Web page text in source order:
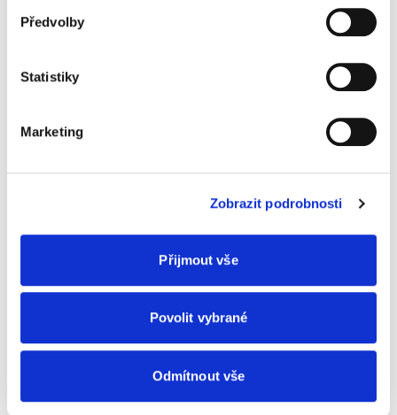
Předvolby
Statistiky
Marketing
Zobrazit podrobnosti
Přijmout vše
Povolit vybrané
Odmítnout vše
Zprávy
GIANLUCA PAZZAGLINI AS
CHIEF COMMERCIAL OFFICER
SCRIGNO OZNAMUJE AKVIZICI
SPOLEČNOSTÍ ECOMET A FBP
PORTE